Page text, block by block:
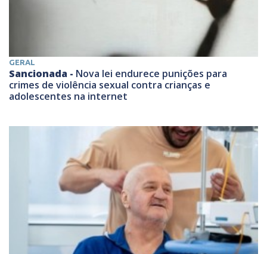
GERAL
Sancionada - Nova lei endurece punições para
crimes de violência sexual contra crianças e
adolescentes na internet